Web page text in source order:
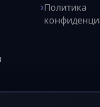
Политика